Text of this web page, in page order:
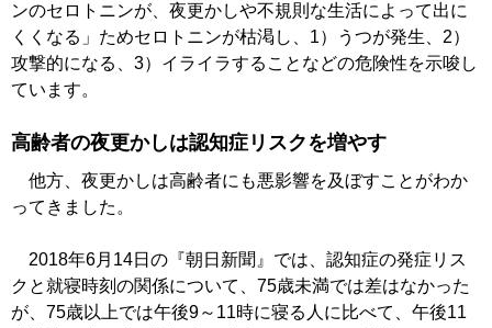
ンのセロトニンが、夜更かしや不規則な生活によって出に
くくなる」ためセロトニンが枯渇し、1）うつが発生、2）
攻撃的になる、3）イライラすることなどの危険性を示唆し
ています。
高齢者の夜更かしは認知症リスクを増やす
他方、夜更かしは高齢者にも悪影響を及ぼすことがわか
ってきました。
2018年6月14日の『朝日新聞』では、認知症の発症リス
クと就寝時刻の関係について、75歳未満では差はなかった
が、75歳以上では午後9～11時に寝る人に比べて、午後11